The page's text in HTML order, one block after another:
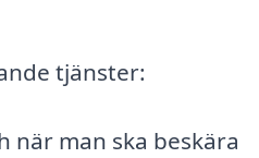
tjänster:
när man ska beskära